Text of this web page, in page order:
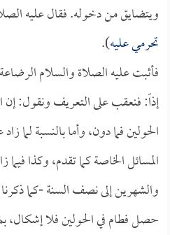
ويتضايق من دخوله. فقال عليه
تحرمي عليه).
فأثبت عليه الصلاة والسلام
إذاً: فنعقب على التعريف ونقول:
الحولين فما دون، وأما بالنسبة لما
المسائل الخاصة كما تقدم، وكذا
والشهرين إلى نصف السنة -كما
حصل فطام في الحولين فلا إشكال،